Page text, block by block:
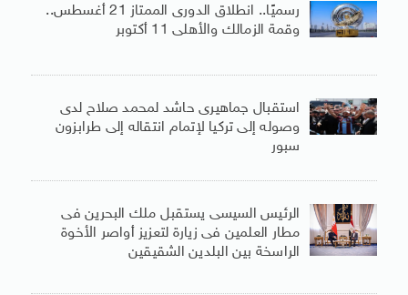
رسميًا.. انطلاق الدورى الممتاز 21 أغسطس..
وقمة الزمالك والأهلى 11 أكتوبر
استقبال جماهيرى حاشد لمحمد صلاح لدى
وصوله إلى تركيا لإتمام انتقاله إلى طرابزون
سبور
الرئيس السيسى يستقبل ملك البحرين فى
مطار العلمين فى زيارة لتعزيز أواصر الأخوة
الراسخة بين البلدين الشقيقين